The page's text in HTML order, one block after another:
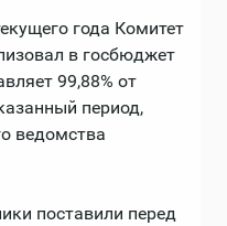
года Комитет
в госбюджет
99,88% от
период,
ведомства
поставили перед